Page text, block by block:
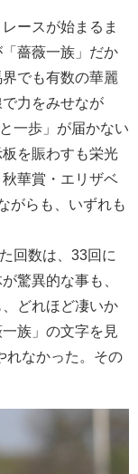
ースが始まるま
薔薇一族」だか
でも有数の華麗
力をみせなが
一歩」が届かない
を賑わすも栄光
華賞・エリザベ
がらも、いずれも
回数は、33回に
驚異的な事も、
どれほど凄いか
族」の文字を見
れなかった。その